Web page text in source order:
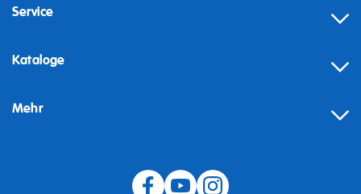
Service
Kataloge
Mehr